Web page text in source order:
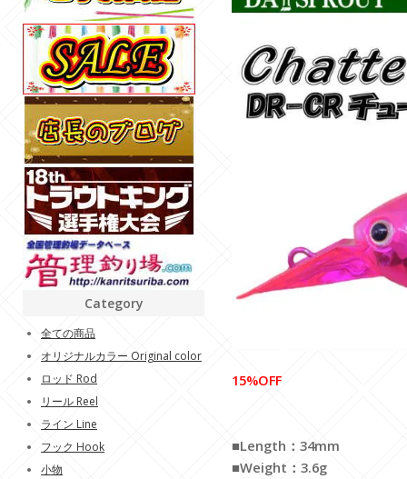
15%OFF
■Length：34mm
■Weight：3.6g
Category
全ての商品
オリジナルカラー Original color
ロッド Rod
リール Reel
ライン Line
フック Hook
小物